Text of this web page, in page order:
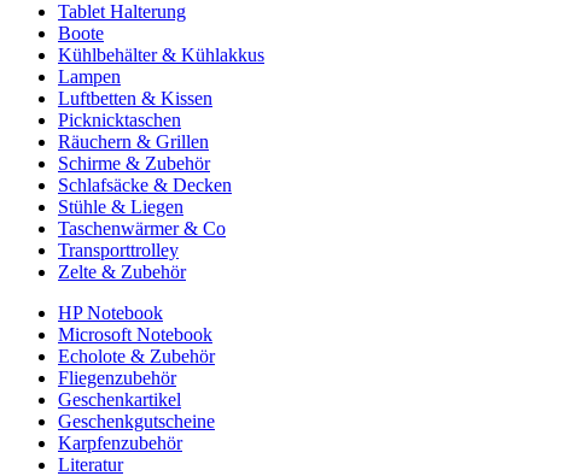
Tablet Halterung
Boote
Kühlbehälter & Kühlakkus
Lampen
Luftbetten & Kissen
Picknicktaschen
Räuchern & Grillen
Schirme & Zubehör
Schlafsäcke & Decken
Stühle & Liegen
Taschenwärmer & Co
Transporttrolley
Zelte & Zubehör
HP Notebook
Microsoft Notebook
Echolote & Zubehör
Fliegenzubehör
Geschenkartikel
Geschenkgutscheine
Karpfenzubehör
Literatur